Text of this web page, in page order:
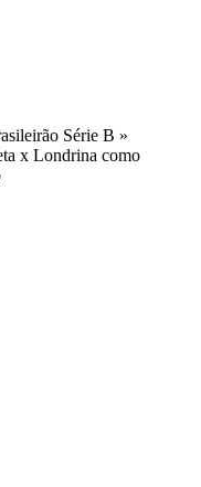
Série B »
x Londrina como